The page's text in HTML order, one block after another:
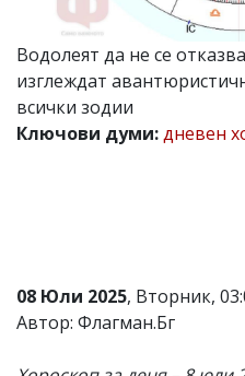
редактор:
Колев,
email:
Коментарите
редакцията
не
носи
Водолеят да не се
изглеждат
всички зодии
Ключови думи:дневен
08 Юли 2025, Вторник,
Автор: Флагман.Бг